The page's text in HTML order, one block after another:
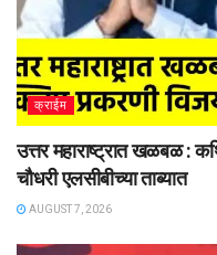
क्राईम
उत्तर महाराष्ट्रात खळबळ :
चौधरी एलसीबीच्या ताब्यात
AUGUST 7, 2026